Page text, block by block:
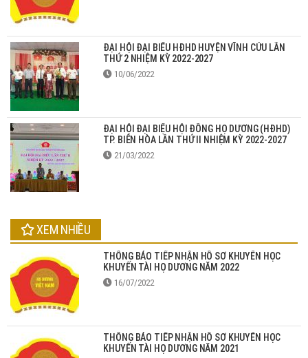
ĐẠI HỘI ĐẠI BIỂU HĐHD HUYỆN VĨNH CỬU LẦN
THỨ 2 NHIỆM KỲ 2022-2027
10/06/2022
ĐẠI HỘI ĐẠI BIỂU HỘI ĐỒNG HỌ DƯƠNG (HĐHD)
TP. BIÊN HÒA LẦN THỨ II NHIỆM KỲ 2022-2027
21/03/2022
XEM NHIỀU
THÔNG BÁO TIẾP NHẬN HỒ SƠ KHUYẾN HỌC
KHUYẾN TÀI HỌ DƯƠNG NĂM 2022
16/07/2022
THÔNG BÁO TIẾP NHẬN HỒ SƠ KHUYẾN HỌC
KHUYẾN TÀI HỌ DƯƠNG NĂM 2021